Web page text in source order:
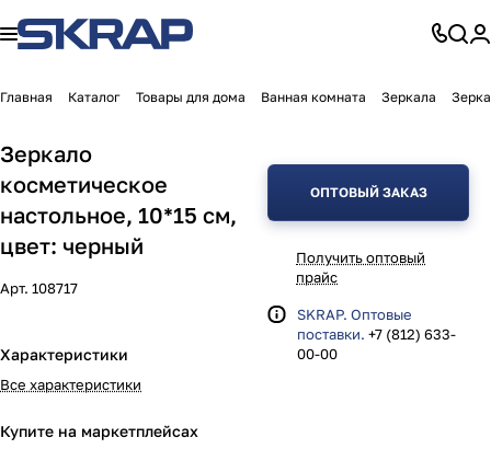
Главная Каталог Товары для дома Ванная комната Зеркала
Зеркало
косметическое
настольное, 10*15 см,
цвет: черный
Арт. 108717
Характеристики
Все характеристики
Купите на маркетплейсах
ОПТОВЫЙ ЗАКАЗ
Получить оптовый
прайс
SKRAP. Оптовые
поставки. +7 (812) 633-
00-00